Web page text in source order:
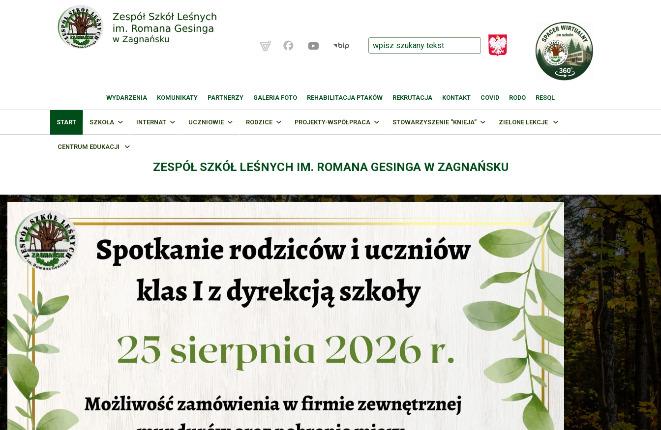
WYDARZENIA KOMUNIKATY PARTNERZY GALERIA FOTO REHABILITACJA PTAKÓW REKRUTACJA KONTAKT COVID RODO RESQL
START SZKOŁA INTERNAT UCZNIOWIE RODZICE PROJEKTY-WSPÓŁPRACA STOWARZYSZENIE "KNIEJA" ZIELONE LEKCJE
CENTRUM EDUKACJI
ZESPÓŁ SZKÓŁ LEŚNYCH IM. ROMANA GESINGA W ZAGNAŃSKU